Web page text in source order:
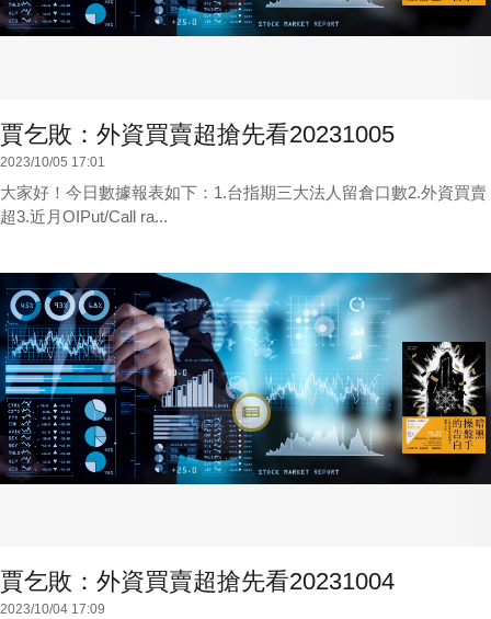
賈乞敗：外資買賣超搶先看20231005
2023/10/05 17:01
大家好！今日數據報表如下：1.台指期三大法人留倉口數2.外資買賣
超3.近月OIPut/Call ra...
賈乞敗：外資買賣超搶先看20231004
2023/10/04 17:09